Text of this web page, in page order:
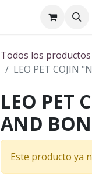
Todos los productos
LEO PET COJIN
LEO PET
AND
Este producto ya